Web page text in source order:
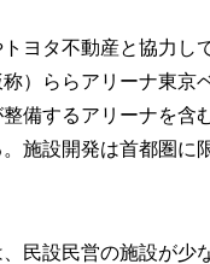
ヨタ不動産と協力
）ららアリーナ東
備するアリーナを
施設開発は首都圏
民設民営の施設が